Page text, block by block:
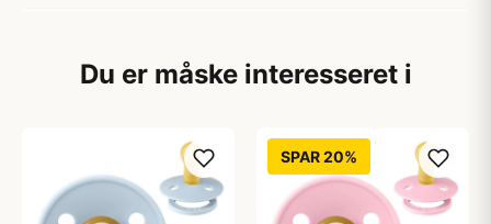
Du er måske interesseret i
SPAR 20%